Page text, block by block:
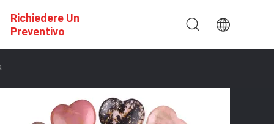
Richiedere Un
Preventivo